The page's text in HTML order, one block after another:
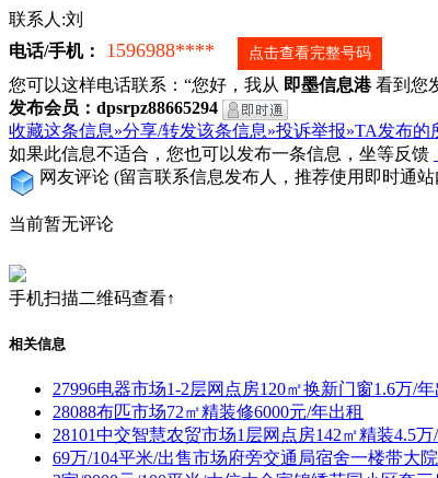
联系人:刘
电话/手机：
1596988**** 点击查看完整号码
您可以这样电话联系：“您好，我从 即墨信息港看到您
发布会员：dpsrpz88665294
收藏这条信息»分享/转发该条信息»投诉举报»TA发布的
如果此信息不适合，您也可以发布一条信息，坐等反馈
网友评论 (留言联系信息发布人，推荐使用即时通
当前暂无评论
手机扫描二维码查看↑
相关信息
27996电器市场1-2层网点房120㎡换新门窗1.6万/年
28088布匹市场72㎡精装修6000元/年出租
28101中交智慧农贸市场1层网点房142㎡精装4.5万
69万/104平米/出售市场府旁交通局宿舍一楼带大